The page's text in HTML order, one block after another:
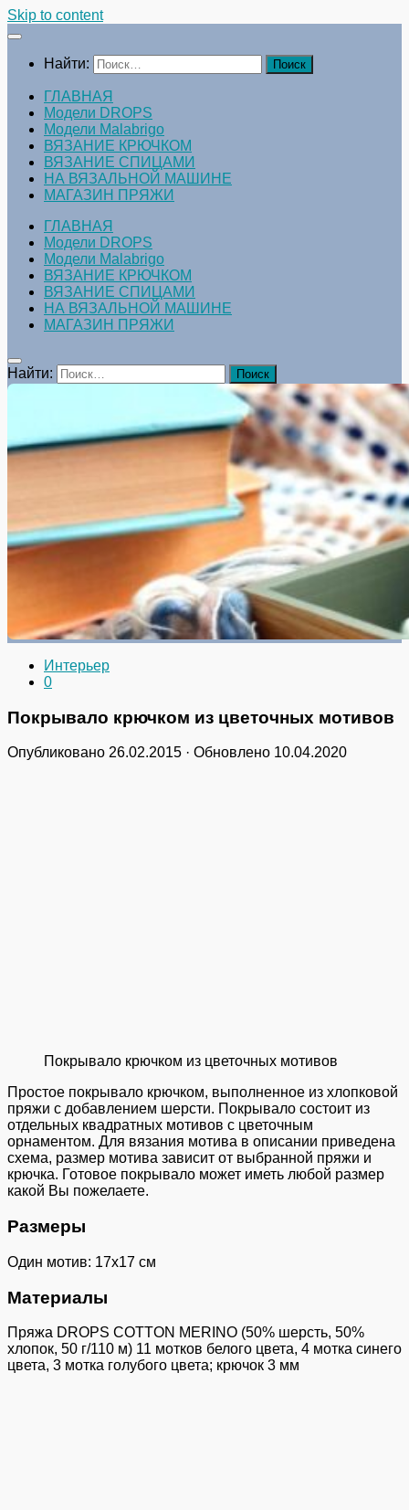
Skip to content
Найти:
ГЛАВНАЯ
Модели DROPS
Модели Malabrigo
ВЯЗАНИЕ КРЮЧКОМ
ВЯЗАНИЕ СПИЦАМИ
НА ВЯЗАЛЬНОЙ МАШИНЕ
МАГАЗИН ПРЯЖИ
ГЛАВНАЯ
Модели DROPS
Модели Malabrigo
ВЯЗАНИЕ КРЮЧКОМ
ВЯЗАНИЕ СПИЦАМИ
НА ВЯЗАЛЬНОЙ МАШИНЕ
МАГАЗИН ПРЯЖИ
Найти:
Интерьер
0
Покрывало крючком из цветочных мотивов
Опубликовано 26.02.2015 · Обновлено 10.04.2020
Покрывало крючком из цветочных мотивов
Простое покрывало крючком, выполненное из хлопковой
пряжи с добавлением шерсти. Покрывало состоит из
отдельных квадратных мотивов с цветочным
орнаментом. Для вязания мотива в описании приведена
схема, размер мотива зависит от выбранной пряжи и
крючка. Готовое покрывало может иметь любой размер
какой Вы пожелаете.
Размеры
Один мотив: 17х17 см
Материалы
Пряжа DROPS COTTON MERINO (50% шерсть, 50%
хлопок, 50 г/110 м) 11 мотков белого цвета, 4 мотка синего
цвета, 3 мотка голубого цвета; крючок 3 мм